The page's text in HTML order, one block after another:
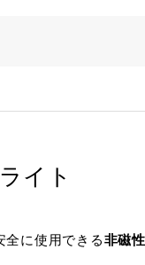
イト
に使用できる非磁